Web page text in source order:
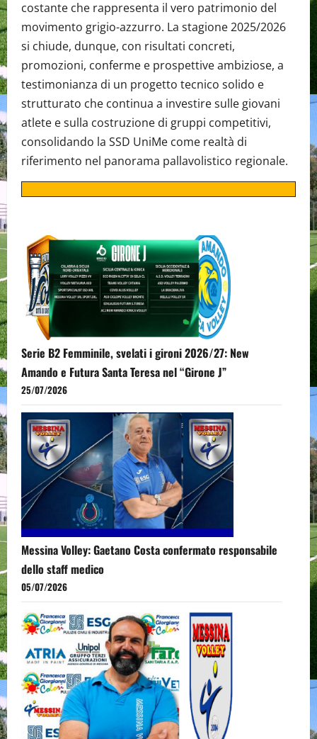
costante che rappresenta il vero patrimonio del
movimento grigio-azzurro. La stagione 2025/2026
si chiude, dunque, con risultati concreti,
promozioni, conferme e prospettive ambiziose, a
testimonianza di un progetto tecnico solido e
strutturato che continua a investire sulle giovani
atlete e sulla costruzione di gruppi competitivi,
consolidando la SSD UniMe come realtà di
riferimento nel panorama pallavolistico regionale.
Serie B2 Femminile, svelati i gironi 2026/27: New
Amando e Futura Santa Teresa nel “Girone J”
25/07/2026
Messina Volley: Gaetano Costa confermato responsabile
dello staff medico
05/07/2026